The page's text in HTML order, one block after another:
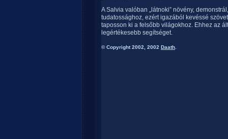
A Salvia valóban „látnoki” növény,
tudatossághoz, ezért igazából kevéssé
taposson ki a felsőbb világokhoz. Ehhez az
legértékesebb segítséget.
© Copyright 2002, 2002 Daath